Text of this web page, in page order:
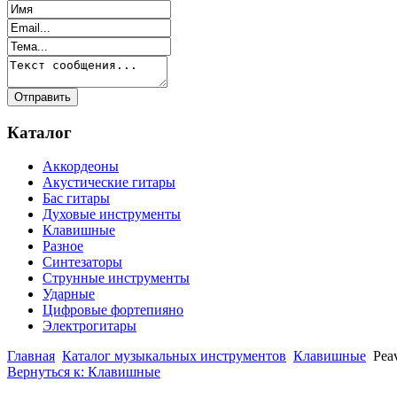
Каталог
Аккордеоны
Акустические гитары
Бас гитары
Духовые инструменты
Клавишные
Разное
Синтезаторы
Струнные инструменты
Ударные
Цифровые фортепияно
Электрогитары
Главная Каталог музыкальных инструментов Клавишные
Вернуться к: Клавишные